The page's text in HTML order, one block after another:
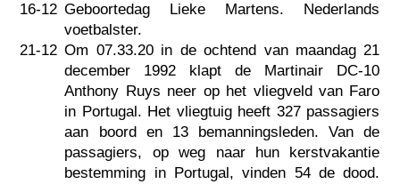
16-12 Geboortedag Lieke Martens. Nederlands
voetbalster.
21-12 Om 07.33.20 in de ochtend van maandag 21
december 1992 klapt de Martinair DC-10
Anthony Ruys neer op het vliegveld van Faro
in Portugal. Het vliegtuig heeft 327 passagiers
aan boord en 13 bemanningsleden. Van de
passagiers, op weg naar hun kerstvakantie
bestemming in Portugal, vinden 54 de dood.